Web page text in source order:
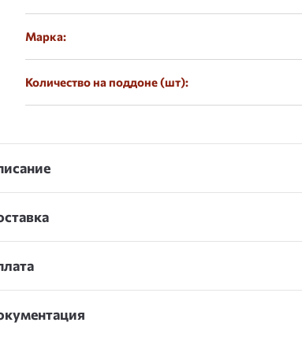
Марка:
Количество на поддоне (шт):